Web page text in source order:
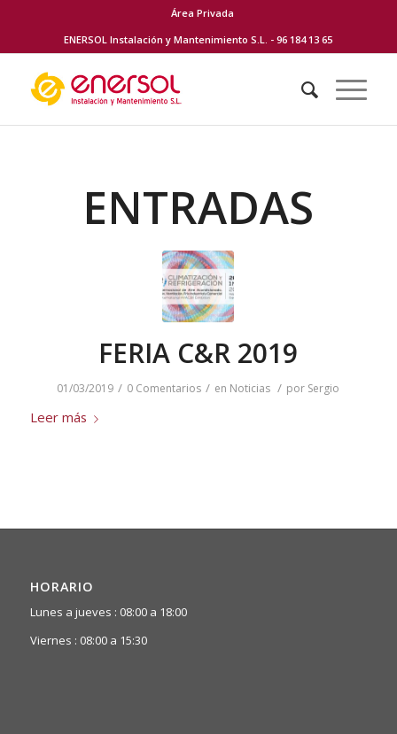
Área Privada
ENERSOL Instalación y Mantenimiento S.L. - 96 184 13 65
ENTRADAS
FERIA C&R 2019
01/03/2019 / 0 Comentarios / en Noticias / por Sergio
Leer más
HORARIO
Lunes a jueves : 08:00 a 18:00
Viernes : 08:00 a 15:30